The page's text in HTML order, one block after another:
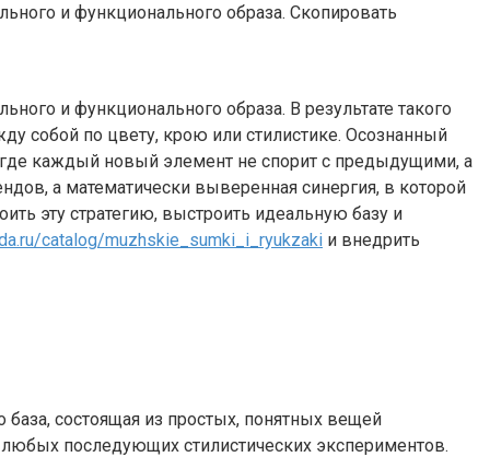
и функционального образа. Скопировать
и функционального образа. В результате такого
собой по цвету, крою или стилистике. Осознанный
каждый новый элемент не спорит с предыдущими, а
а математически выверенная синергия, в которой
эту стратегию, выстроить идеальную базу и
catalog/muzhskie_sumki_i_ryukzaki и внедрить
база, состоящая из простых, понятных вещей
последующих стилистических экспериментов.